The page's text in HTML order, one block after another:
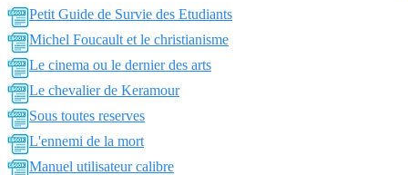
Petit Guide de Survie des Etudiants
Michel Foucault et le christianisme
Le cinema ou le dernier des arts
Le chevalier de Keramour
Sous toutes reserves
L'ennemi de la mort
Manuel utilisateur calibre